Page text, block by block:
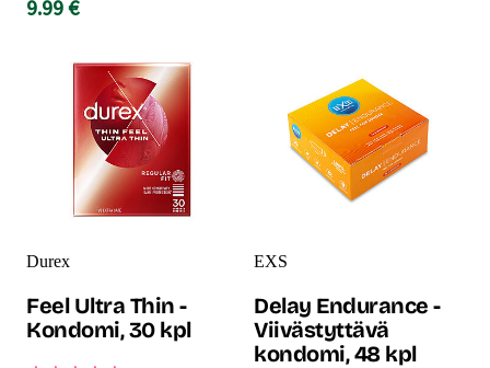
9.99 €
Durex
Feel Ultra Thin -
Kondomi, 30 kpl
EXS
Delay Endurance -
Viivästyttävä
kondomi, 48 kpl